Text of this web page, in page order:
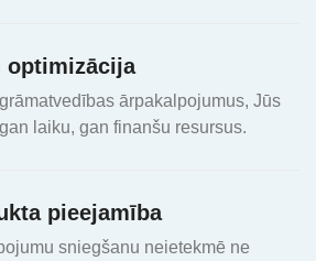
optimizācija
ārpakalpojumus, Jūs
laiku, gan finanšu resursus.
pieejamība
sniegšanu neietekmē ne